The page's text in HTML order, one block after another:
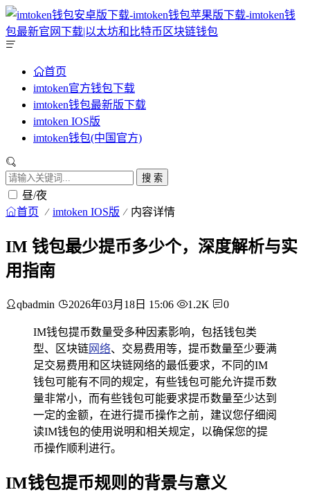
首页
imtoken官方钱包下载
imtoken钱包最新版下载
imtoken IOS版
imtoken钱包(中国官方)
搜 索
昼/夜
首页 imtoken IOS版 内容详情
IM 钱包最少提币多少个，深度解析与实
用指南
qbadmin 2026年03月18日 15:06 1.2K 0
IM钱包提币数量受多种因素影响，包括钱包类
型、区块链网络、交易费用等，提币数量至少要满
足交易费用和区块链网络的最低要求，不同的IM
钱包可能有不同的规定，有些钱包可能允许提币数
量非常小，而有些钱包可能要求提币数量至少达到
一定的金额，在进行提币操作之前，建议您仔细阅
读IM钱包的使用说明和相关规定，以确保您的提
币操作顺利进行。
IM钱包提币规则的背景与意义